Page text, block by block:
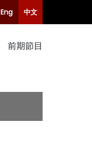
Eng 中文
前期節目